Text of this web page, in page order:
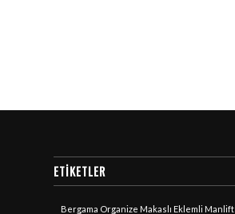
ETIKETLER
Bergama Organize Makaslı Eklemli Manlift